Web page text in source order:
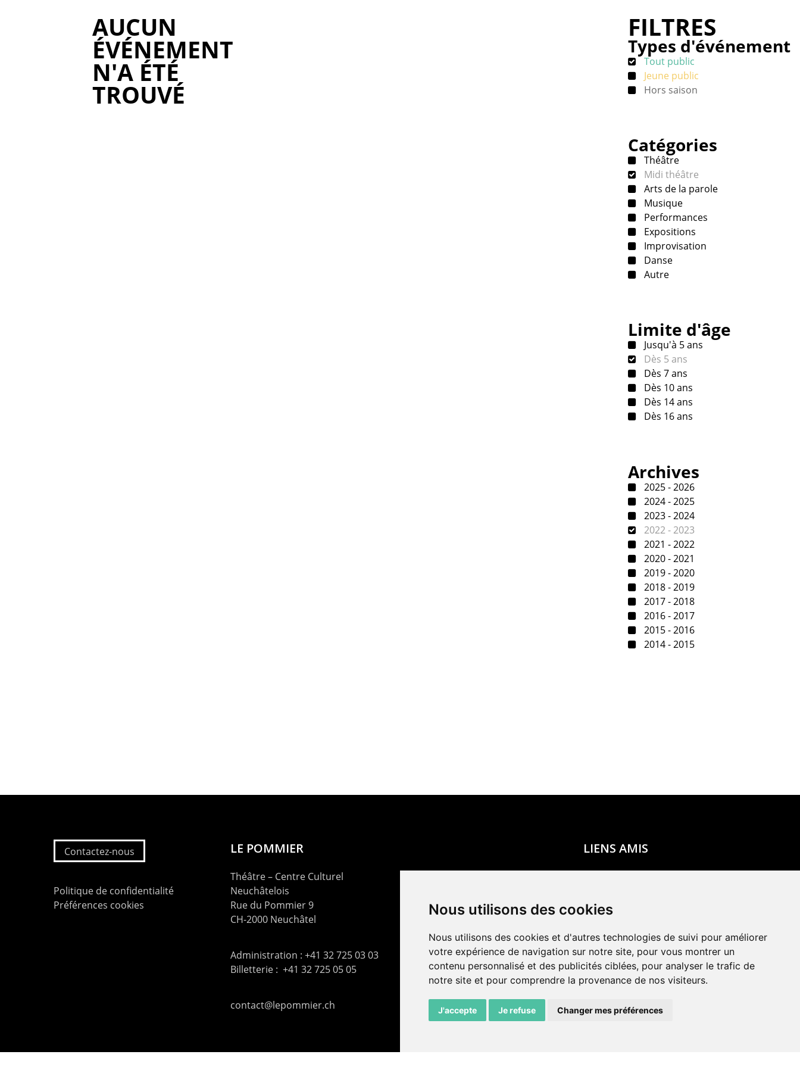
Nous utilisons des cookies
Nous utilisons des cookies et d'autres technologies de suivi pour améliorer
votre expérience de navigation sur notre site, pour vous montrer un
contenu personnalisé et des publicités ciblées, pour analyser le trafic de
notre site et pour comprendre la provenance de nos visiteurs.
J'accepte Je refuse Changer mes préférences
AUCUN
ÉVÉNEMENT
N'A ÉTÉ
TROUVÉ
FILTRES
Types d'événement
Tout public
Jeune public
Hors saison
Catégories
Théâtre
Midi théâtre
Arts de la parole
Musique
Performances
Expositions
Improvisation
Danse
Autre
Limite d'âge
Jusqu'à 5 ans
Dès 5 ans
Dès 7 ans
Dès 10 ans
Dès 14 ans
Dès 16 ans
Archives
2025 - 2026
2024 - 2025
2023 - 2024
2022 - 2023
2021 - 2022
2020 - 2021
2019 - 2020
2018 - 2019
2017 - 2018
2016 - 2017
2015 - 2016
2014 - 2015
Contactez-nous
Politique de confidentialité
Préférences cookies
LE POMMIER
Théâtre – Centre Culturel
Neuchâtelois
Rue du Pommier 9
CH-2000 Neuchâtel
Administration : +41 32 725 03 03
Billetterie : +41 32 725 05 05
contact@lepommier.ch
LIENS AMIS